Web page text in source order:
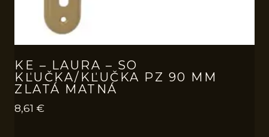
KE – LAURA – SO
KĽUČKA/KĽUČKA PZ 90 MM
ZLATÁ MATNÁ
8,61 €